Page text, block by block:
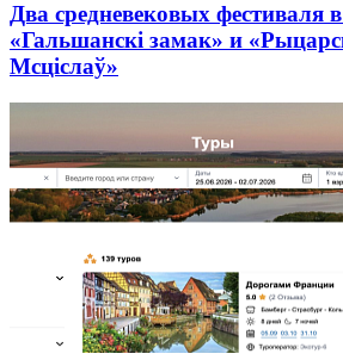
Два средневековых фестиваля
«Гальшанскі замак» и
Мсціслаў»